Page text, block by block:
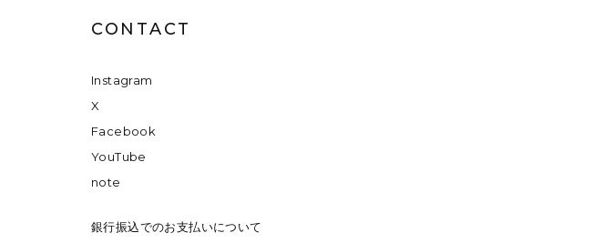
CONTACT
Instagram
X
Facebook
YouTube
note
銀行振込でのお支払いについて